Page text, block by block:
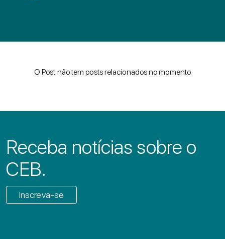
O Post não tem posts relacionados no momento
Receba notícias sobre o
CEB.
Inscreva-se